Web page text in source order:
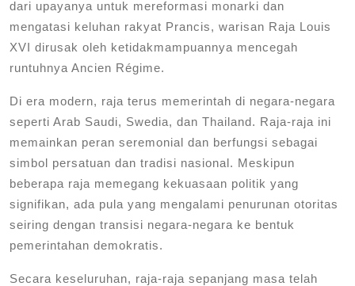
dari upayanya untuk mereformasi monarki dan
mengatasi keluhan rakyat Prancis, warisan Raja Louis
XVI dirusak oleh ketidakmampuannya mencegah
runtuhnya Ancien Régime.
Di era modern, raja terus memerintah di negara-negara
seperti Arab Saudi, Swedia, dan Thailand. Raja-raja ini
memainkan peran seremonial dan berfungsi sebagai
simbol persatuan dan tradisi nasional. Meskipun
beberapa raja memegang kekuasaan politik yang
signifikan, ada pula yang mengalami penurunan otoritas
seiring dengan transisi negara-negara ke bentuk
pemerintahan demokratis.
Secara keseluruhan, raja-raja sepanjang masa telah